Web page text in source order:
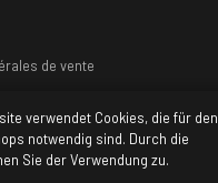
de vente
verwendet Cookies, die für den
notwendig sind. Durch die
Sie der Verwendung zu.